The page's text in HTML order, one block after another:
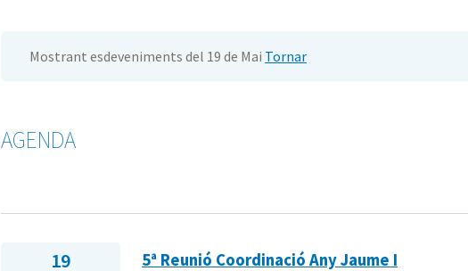
Mostrant esdeveniments del 19 de Mai Tornar
AGENDA
19 5ª Reunió Coordinació Any Jaume I